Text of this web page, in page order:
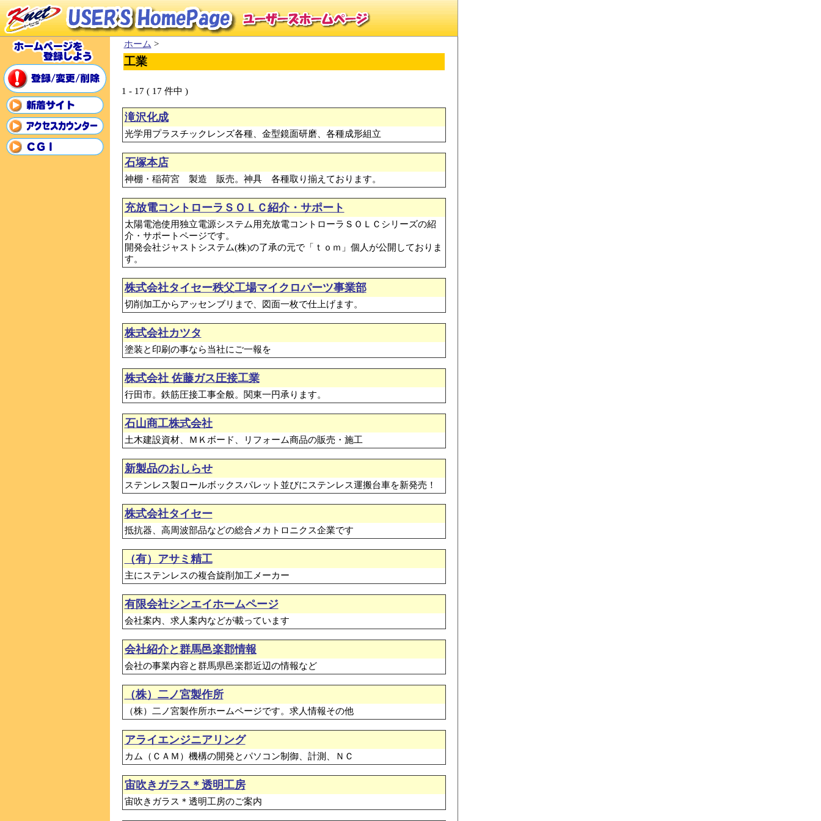
ホーム >
工業
1 - 17 ( 17 件中 )
滝沢化成
光学用プラスチックレンズ各種、金型鏡面研磨、各種成形組立
石塚本店
神棚・稲荷宮 製造 販売。神具 各種取り揃えております。
充放電コントローラＳＯＬＣ紹介・サポート
太陽電池使用独立電源システム用充放電コントローラＳＯＬＣシリーズの紹
介・サポートページです。
開発会社ジャストシステム(株)の了承の元で「ｔｏｍ」個人が公開しておりま
す。
株式会社タイセー秩父工場マイクロパーツ事業部
切削加工からアッセンブリまで、図面一枚で仕上げます。
株式会社カツタ
塗装と印刷の事なら当社にご一報を
株式会社 佐藤ガス圧接工業
行田市。鉄筋圧接工事全般。関東一円承ります。
石山商工株式会社
土木建設資材、ＭＫボード、リフォーム商品の販売・施工
新製品のおしらせ
ステンレス製ロールボックスパレット並びにステンレス運搬台車を新発売！
株式会社タイセー
抵抗器、高周波部品などの総合メカトロニクス企業です
（有）アサミ精工
主にステンレスの複合旋削加工メーカー
有限会社シンエイホームページ
会社案内、求人案内などが載っています
会社紹介と群馬邑楽郡情報
会社の事業内容と群馬県邑楽郡近辺の情報など
（株）二ノ宮製作所
（株）二ノ宮製作所ホームページです。求人情報その他
アライエンジニアリング
カム（ＣＡＭ）機構の開発とパソコン制御、計測、ＮＣ
宙吹きガラス＊透明工房
宙吹きガラス＊透明工房のご案内